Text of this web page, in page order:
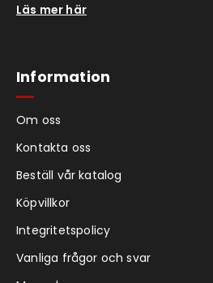
Läs mer här
Information
Om oss
Kontakta oss
Beställ vår katalog
Köpvillkor
Integritetspolicy
Vanliga frågor och svar